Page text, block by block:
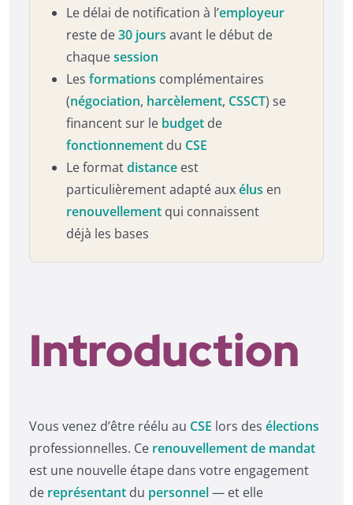
Le délai de notification à l’employeur
reste de30 jours avant le début de
chaquesession
Les formations complémentaires
(négociation, harcèlement, CSSCT) se
financent sur le budget de
fonctionnement du CSE
Le formatdistance est
particulièrement adapté auxélus en
renouvellement qui connaissent
déjà les bases
Introduction
Vous venez d’être réélu au CSE lors des élections
professionnelles. Ce renouvellement de mandat
est une nouvelle étape dans votre engagement
de représentant du personnel— et elle